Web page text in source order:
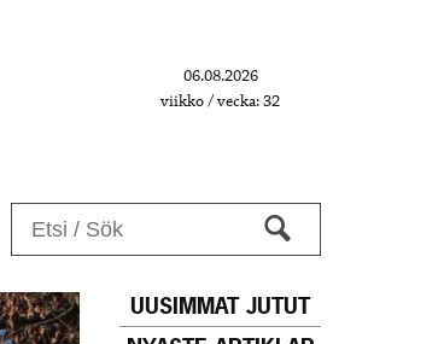
06.08.2026
viikko / vecka: 32
UUSIMMAT JUTUT